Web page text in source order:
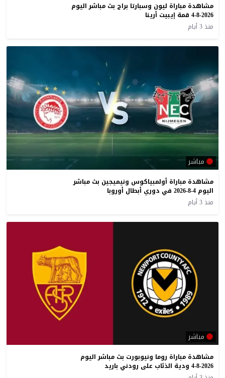
مشاهدة مباراة ليون وسبارتا براج بث مباشر اليوم
4-8-2026 قمة إيبيت أرينا
منذ 3 أيام
مباشر
مشاهدة مباراة أولمبياكوس ونيميجين بث مباشر
اليوم 4-8-2026 في دوري أبطال أوروبا
منذ 3 أيام
مباشر
مشاهدة مباراة روما ونيوبورت بث مباشر اليوم
4-8-2026 ودية الذئاب على رودني باريد